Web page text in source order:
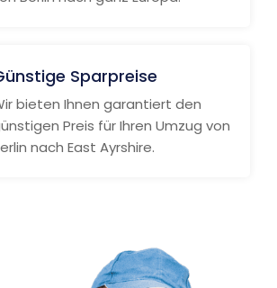
Sparpreise
bieten Ihnen garantiert den
Preis für Ihren Umzug von
nach East Ayrshire.